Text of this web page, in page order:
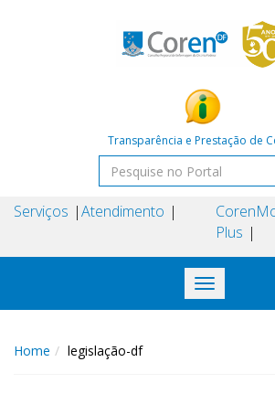
Transparência e Prestação de
Serviços Atendimento
Coren
Plus
Toggle
navigation
Home legislação-df